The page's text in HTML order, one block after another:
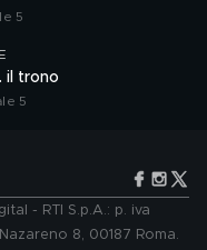
5
il trono
5
- RTI S.p.A.: p. iva
8, 00187 Roma.